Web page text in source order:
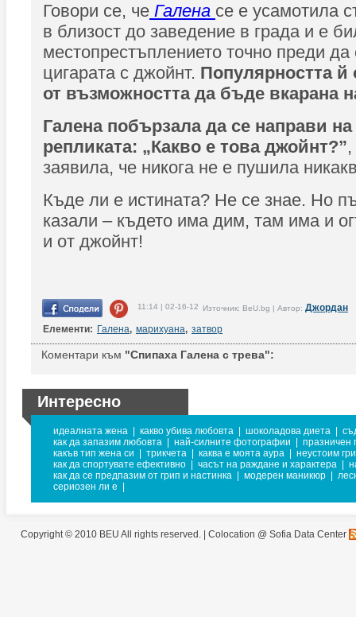
Говори се, че Галена се е усамотила
в близост до заведение в града и е
местопрестъплението точно преди
цигарата с джойнт. Популярността й
от възможността да бъде вкарана
Галена побързала да се направи
репликата: „Какво е това джойнт?”
заявила, че никога не е пушила
Къде ли е истината? Не се знае. Но
казали – където има дим, там има и
и от джойнт!
11:14 | 02-16-12 Източник: BeU.bg | Автор: Джордан
Елементи: Галена, марихуана, затвор
Коментари към "Спипаха Галена с трева":
Интересно
идеалната жена какво убива любовта шоколадова диета
как да запазим любовта
най-силните фотографии
празничен
какъв тип жена си
трикчета каква е моята аура
неустоим
как да спортувате ефективно
часът на раждане и характера
как да се предпазим от грип и настинка
модерен маникюр
сериозен ли е
Copyright © 2010 BEU All rights reserved. | Colocation @ Sofia Data Center